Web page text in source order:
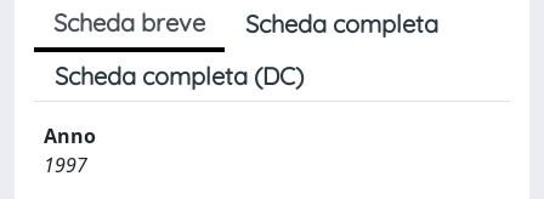
Scheda breve
Scheda completa
Scheda completa (DC)
Anno
1997